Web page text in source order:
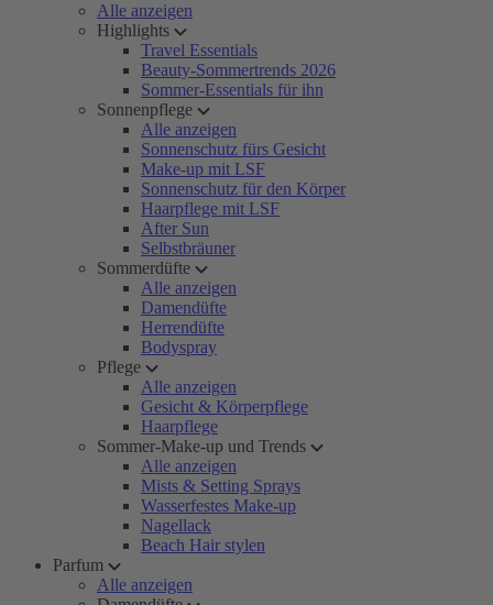
Alle anzeigen
Highlights
Travel Essentials
Beauty-Sommertrends 2026
Sommer-Essentials für ihn
Sonnenpflege
Alle anzeigen
Sonnenschutz fürs Gesicht
Make-up mit LSF
Sonnenschutz für den Körper
Haarpflege mit LSF
After Sun
Selbstbräuner
Sommerdüfte
Alle anzeigen
Damendüfte
Herrendüfte
Bodyspray
Pflege
Alle anzeigen
Gesicht & Körperpflege
Haarpflege
Sommer-Make-up und Trends
Alle anzeigen
Mists & Setting Sprays
Wasserfestes Make-up
Nagellack
Beach Hair stylen
Parfum
Alle anzeigen